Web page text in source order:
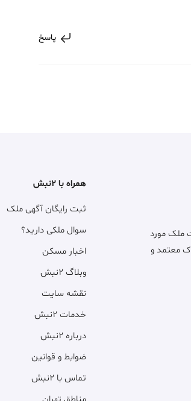
پاسخ
ملک مورد
معتمد و
همراه با ۲نبش
ثبت رایگان آگهی ملک
سوال ملکی دارید؟
اخبار مسکن
وبلاگ ۲نبش
نقشه سایت
خدمات ۲نبش
درباره ۲نبش
ضوابط و قوانین
تماس با ۲نبش